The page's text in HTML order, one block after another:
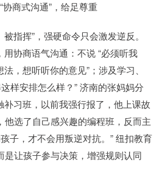
协商式沟通”，给足尊重
指挥”，强硬命令只会激发逆反。
用协商语气沟通：不说 “必须听我
，想听听你的意见”；涉及学习、
样安排怎么样？” 济南的张妈妈分
补习班，以前我强行报了，他上课故
他选了自己感兴趣的编程班，反而主
，才不会用叛逆对抗。” 纽扣教育
是让孩子参与决策，增强规则认同